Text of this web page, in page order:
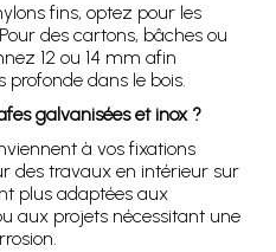
fins, optez pour les
des cartons, bâches ou
12 ou 14 mm afin
profonde dans le bois.
galvanisées et inox ?
à vos fixations
des travaux en intérieur sur
plus adaptées aux
aux projets nécessitant une